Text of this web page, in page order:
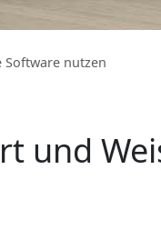
nutzen
und